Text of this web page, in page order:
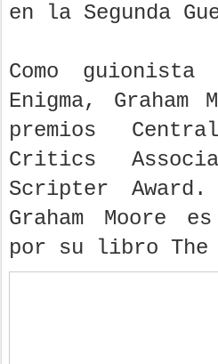
en la Segunda
Como
Enigma, Graham
premios
Critics
Scripter Award.
Graham Moore
por su libro The